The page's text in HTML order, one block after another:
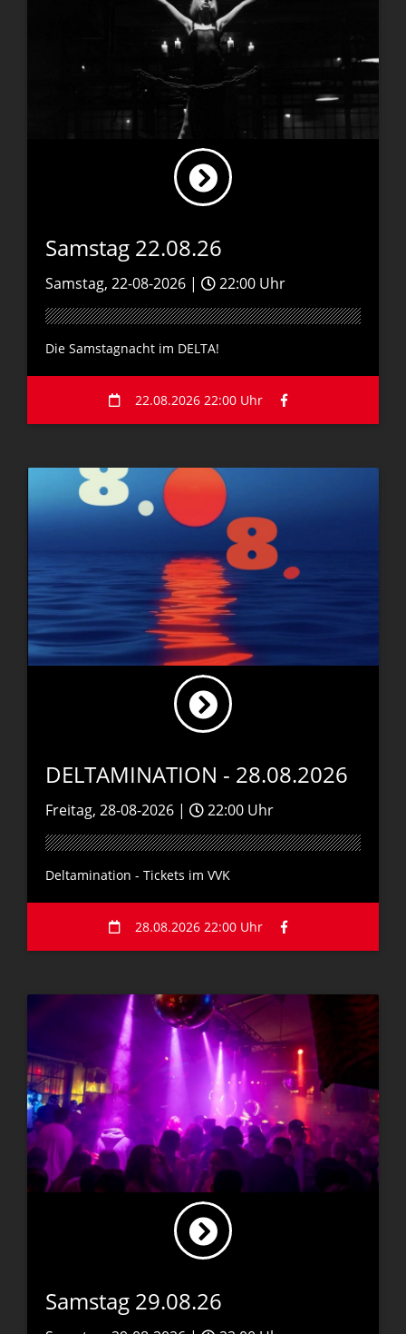
Samstag 22.08.26
Samstag, 22-08-2026 | 22:00 Uhr
Die Samstagnacht im DELTA!
22.08.2026 22:00 Uhr
DELTAMINATION - 28.08.2026
Freitag, 28-08-2026 | 22:00 Uhr
Deltamination - Tickets im VVK
28.08.2026 22:00 Uhr
Samstag 29.08.26